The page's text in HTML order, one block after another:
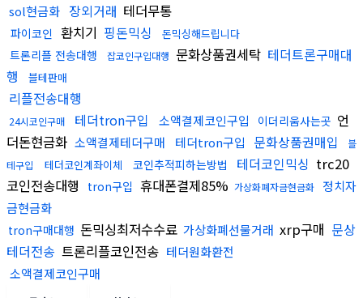
sol현금화 장외거래 테더무통
파이코인 환치기 핑돈믹싱 돈믹싱해드립니다
트론리플 전송대행 잡코인구입대행 문화상품권세탁 테더트론구매대
행
블테판매
리플전송대행
24시코인구매 테더tron구입 소액결제코인구입 이더리움사는곳 언
더돈현금화 소액결제테더구매 테더tron구입 문화상품권매입
블
테구입
테더코인계좌이체 코인추적피하는방법 테더코인믹싱 trc20
코인전송대행
tron구입 휴대폰결제85% 가상화폐자금현금화
정치자
금현금화
tron구매대행 돈믹싱최저수수료 가상화폐선물거래 xrp구매 문상
테더전송 트론리플코인전송 테더원화환전
소액결제코인구매